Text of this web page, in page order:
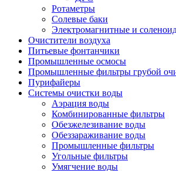
Ротаметры
Солевые баки
Электромагнитные и
Очистители воздуха
Питьевые фонтанчики
Промышленные осмосы
Промышленные фильтры грубой
Пурифайеры
Системы очистки воды
Аэрация воды
Комбинированные фильтры
Обезжелезивание воды
Обеззараживание воды
Промышленные фильтры
Угольные фильтры
Умягчение воды